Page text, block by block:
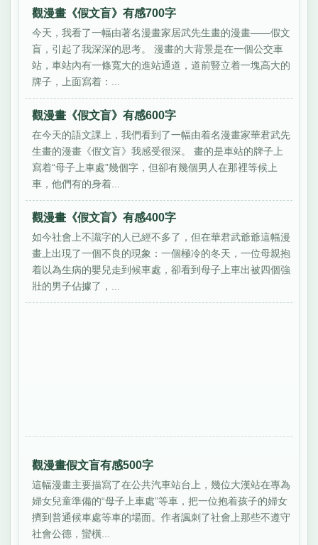
觀漫畫《假文盲》有感700字
今天，我看了一幅由著名漫畫家居武先生畫的漫畫——假文
盲，引起了我深深的思考。 漫畫的大背景是在一個公交車
站，車站內有一條寬大的進站通道，道前豎立着一塊高大的
牌子，上面寫着：...
觀漫畫《假文盲》有感600字
在今天的語文課上，我們看到了一幅由着名漫畫家華君武先
生畫的漫畫《假文盲》我感受很深。 畫的是車站的牌子上
寫着“母子上車處”幾個字，但卻有幾個男人在那裡等候上
車，他們有的身着...
觀漫畫《假文盲》有感400字
如今社會上不識字的人已經不多了，但在華君武爺爺這幅漫
畫上出現了一個不良的現象：一個極冷的冬天，一位母親抱
着以為生病的嬰兒走到候車處，卻看到母子上車出被四個強
壯的男子佔據了，...
觀漫畫假文盲有感500字
這幅漫畫主要描寫了在公共汽車站台上，幾位大漢站在專為
婦女兒童準備的“母子上車處”等車，把一位抱着孩子的婦女
擠到普通候車處等車的場面。作者諷刺了社會上那些不遵守
社會公德，蠻橫...